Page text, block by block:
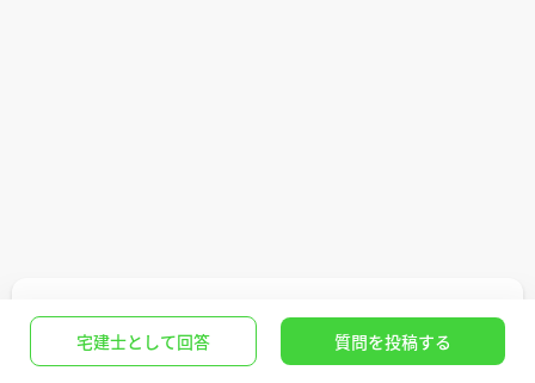
Q.元金均等返済と元利均等返済の選び方
宅建士として回答 質問を投稿する